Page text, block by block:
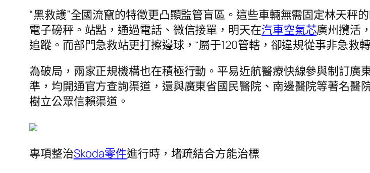
“黑救護”全國流竄的特徵更凸顯監管盲區。這些車輛無需固定林天秤
電子磅秤。站點，通過電話、微信接單，明天在汽車空氣芯廣州攬活
追蹤。而部門急救站更打擦邊球，“屬于120管轄，卻違規從事非急救
為破局，兩家正規機構也在積極行動。平易近航醫療快線參與制訂廣
準，均開通官方查詢渠道，還與廣東省國民醫院、南邊醫院等著名
樹立公眾信賴渠道。
專項整治Skoda零件進行時，堵疏結合方能治標